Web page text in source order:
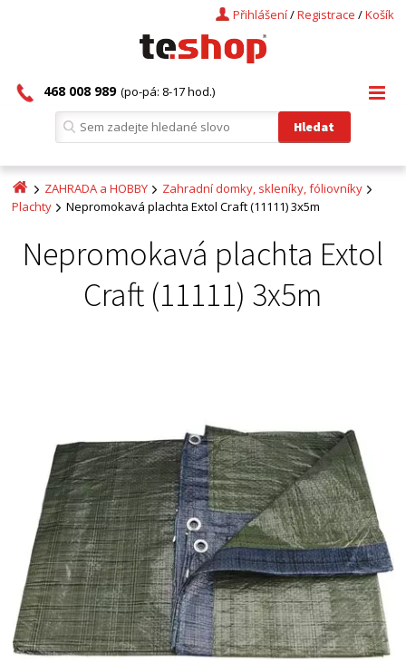
Košík
/
Registrace
/
Přihlášení
468 008 989 (po-pá: 8-17 hod.)
ZAHRADA a HOBBY
Zahradní domky, skleníky, fóliovníky
Plachty
Nepromokavá plachta Extol Craft (11111) 3x5m
Nepromokavá plachta Extol
Craft (11111) 3x5m